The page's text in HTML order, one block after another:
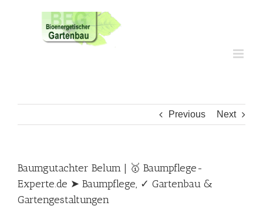
Previous Next
Baumgutachter Belum | 🥇 Baumpflege-
Experte.de ➤ Baumpflege, ✓ Gartenbau &
Gartengestaltungen